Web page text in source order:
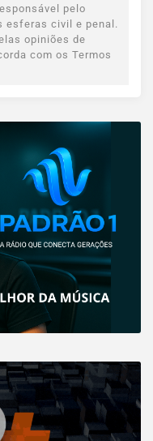
pelo
esferas civil e penal.
opiniões de
com os Termos